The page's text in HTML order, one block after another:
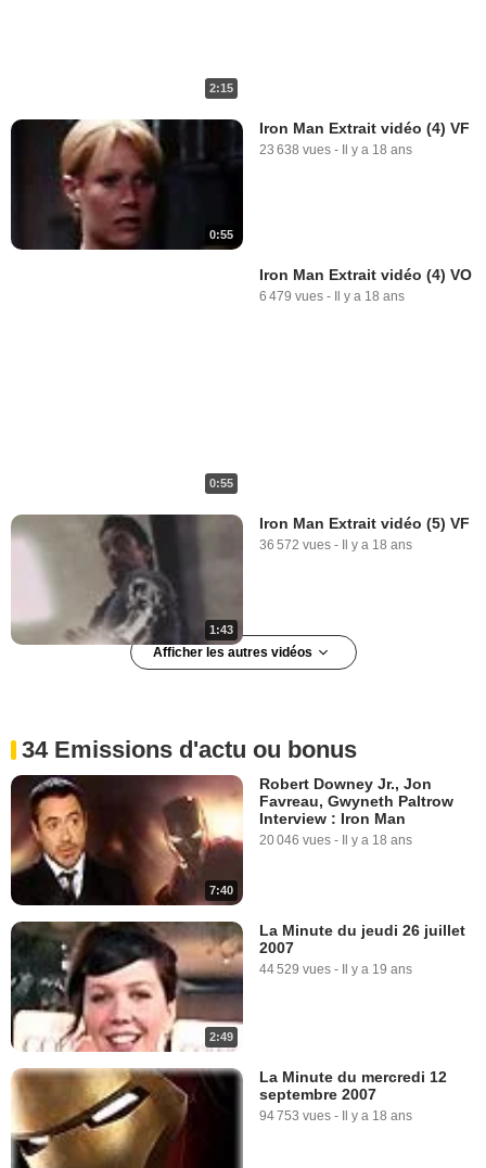
2:15
0:55
Iron Man Extrait vidéo (4) VF
23 638 vues - Il y a 18 ans
0:55
Iron Man Extrait vidéo (4) VO
6 479 vues - Il y a 18 ans
1:43
Iron Man Extrait vidéo (5) VF
36 572 vues - Il y a 18 ans
Afficher les autres vidéos
1:43
1:10
Iron Man Extrait vidéo (6) VF
18 804 vues - Il y a 18 ans
Iron Man Extrait vidéo (6) VO
5 676 vues - Il y a 18 ans
34 Emissions d'actu ou bonus
7:40
Robert Downey Jr., Jon
Favreau, Gwyneth Paltrow
Interview : Iron Man
20 046 vues - Il y a 18 ans
2:49
La Minute du jeudi 26 juillet
2007
44 529 vues - Il y a 19 ans
La Minute du mercredi 12
septembre 2007
94 753 vues - Il y a 18 ans